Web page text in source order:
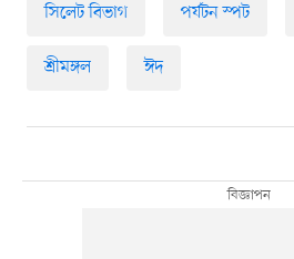
সিলেট বিভাগ পর্যটন স্পট
শ্রীমঙ্গল ঈদ